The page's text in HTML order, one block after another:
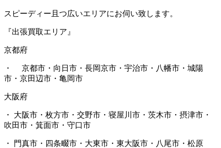
スピーディー且つ広いエリアにお伺い致します。
『出張買取エリア』
京都府
・ 京都市・向日市・長岡京市・宇治市・八幡市・城陽
市・京田辺市・亀岡市
大阪府
・ 大阪市・枚方市・交野市・寝屋川市・茨木市・摂津市・
吹田市・箕面市・守口市
・ 門真市・四条畷市・大東市・東大阪市・八尾市・松原